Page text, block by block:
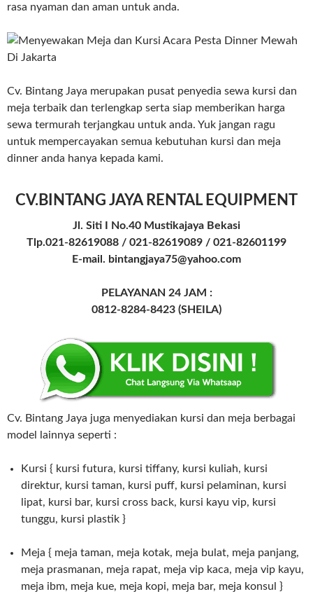
rasa nyaman dan aman untuk anda.
Cv. Bintang Jaya merupakan pusat penyedia sewa kursi dan
meja terbaik dan terlengkap serta siap memberikan harga
sewa termurah terjangkau untuk anda. Yuk jangan ragu
untuk mempercayakan semua kebutuhan kursi dan meja
dinner anda hanya kepada kami.
CV.BINTANG JAYA RENTAL EQUIPMENT
Jl. Siti I No.40 Mustikajaya Bekasi
Tlp.021-82619088 / 021-82619089 / 021-82601199
E-mail. bintangjaya75@yahoo.com
PELAYANAN 24 JAM :
0812-8284-8423 (SHEILA)
Cv. Bintang Jaya juga menyediakan kursi dan meja berbagai
model lainnya seperti :
Kursi { kursi futura, kursi tiffany, kursi kuliah, kursi
direktur, kursi taman, kursi puff, kursi pelaminan, kursi
lipat, kursi bar, kursi cross back, kursi kayu vip, kursi
tunggu, kursi plastik }
Meja { meja taman, meja kotak, meja bulat, meja panjang,
meja prasmanan, meja rapat, meja vip kaca, meja vip kayu,
meja ibm, meja kue, meja kopi, meja bar, meja konsul }